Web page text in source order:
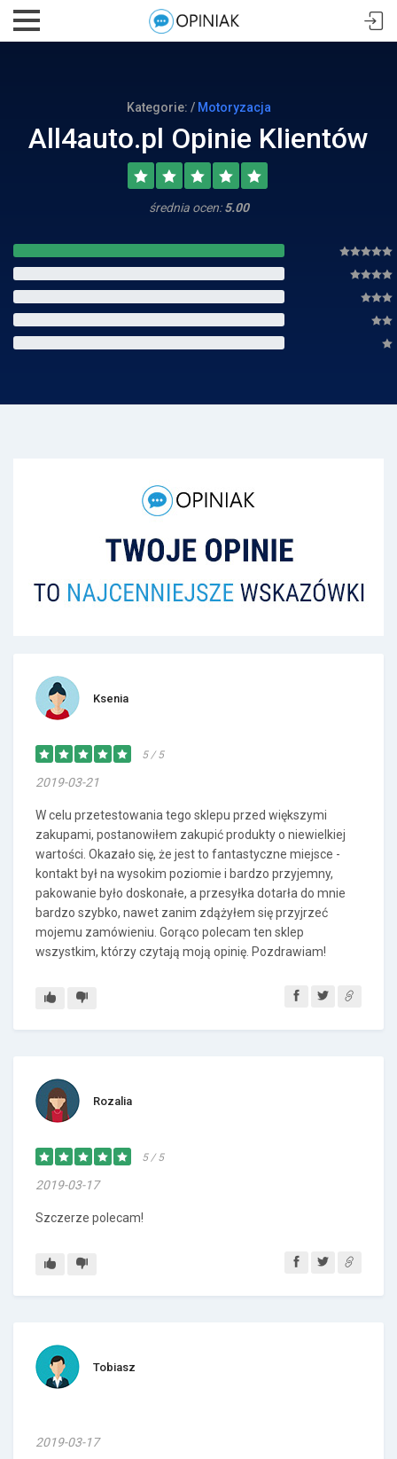
Kategorie: / Motoryzacja
All4auto.pl Opinie Klientów
średnia ocen:5.00
Ksenia
5 / 5
2019-03-21
W celu przetestowania tego sklepu przed większymi
zakupami, postanowiłem zakupić produkty o niewielkiej
wartości. Okazało się, że jest to fantastyczne miejsce -
kontakt był na wysokim poziomie i bardzo przyjemny,
pakowanie było doskonałe, a przesyłka dotarła do mnie
bardzo szybko, nawet zanim zdążyłem się przyjrzeć
mojemu zamówieniu. Gorąco polecam ten sklep
wszystkim, którzy czytają moją opinię. Pozdrawiam!
Rozalia
5 / 5
2019-03-17
Szczerze polecam!
Tobiasz
2019-03-17